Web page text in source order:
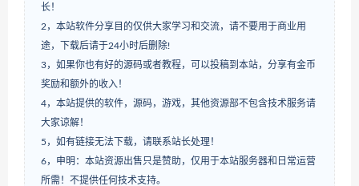
长！
2，本站软件分享目的仅供大家学习和交流，请不要用于商业用
途，下载后请于24小时后删除!
3，如果你也有好的源码或者教程，可以投稿到本站，分享有金币
奖励和额外的收入！
4，本站提供的软件，源码，游戏，其他资源部不包含技术服务请
大家谅解！
5，如有链接无法下载，请联系站长处理！
6，申明：本站资源出售只是赞助，仅用于本站服务器和日常运营
所需！不提供任何技术支持。